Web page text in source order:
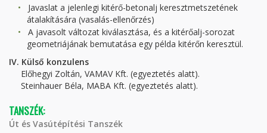
Javaslat a jelenlegi kitérő-betonalj keresztmetszetének
átalakítására (vasalás-ellenőrzés)
A javasolt változat kiválasztása, és a kitérőalj-sorozat
geometriájának bemutatása egy példa kitérőn keresztül.
IV. Külső konzulens
Előhegyi Zoltán, VAMAV Kft. (egyeztetés alatt).
Steinhauer Béla, MABA Kft. (egyeztetés alatt).
TANSZÉK:
Út és Vasútépítési Tanszék